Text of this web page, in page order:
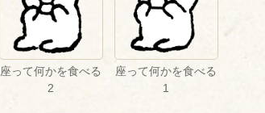
座って何かを食べる
2
座って何かを食べる
1